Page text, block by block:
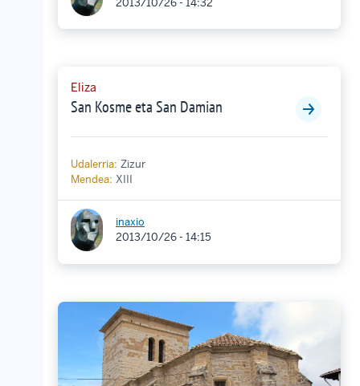
Eliza
San Kosme eta San Damian
Udalerria: Zizur
Mendea: XIII
inaxio
2013/10/26 - 14:15